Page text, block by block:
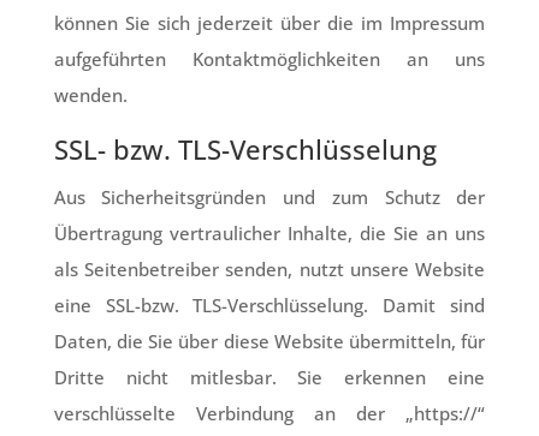
können Sie sich jederzeit über die im Impressum
aufgeführten Kontaktmöglichkeiten an uns
wenden.
SSL- bzw. TLS-Verschlüsselung
Aus Sicherheitsgründen und zum Schutz der
Übertragung vertraulicher Inhalte, die Sie an uns
als Seitenbetreiber senden, nutzt unsere Website
eine SSL-bzw. TLS-Verschlüsselung. Damit sind
Daten, die Sie über diese Website übermitteln, für
Dritte nicht mitlesbar. Sie erkennen eine
verschlüsselte Verbindung an der „https://“